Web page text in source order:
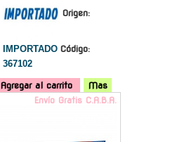
Origen:
IMPORTADO Código:
367102
Agregar al carrito
Mas
Envío Gratis C.A.B.A.